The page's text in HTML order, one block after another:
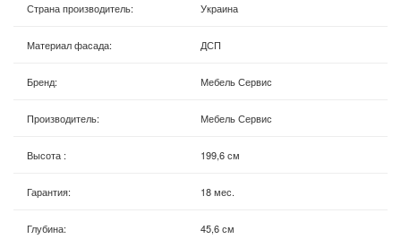
Страна производитель: Украина
Материал фасада: ДСП
Бренд: Мебель Сервис
Производитель: Мебель Сервис
Высота : 199,6 см
Гарантия: 18 мес.
Глубина: 45,6 см